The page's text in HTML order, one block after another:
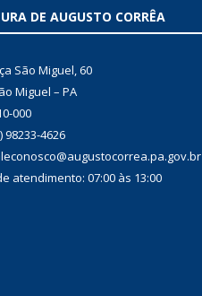
DE AUGUSTO CORRÊA
São Miguel, 60
Miguel – PA
000
98233-4626
atendimento: 07:00 às 13:00